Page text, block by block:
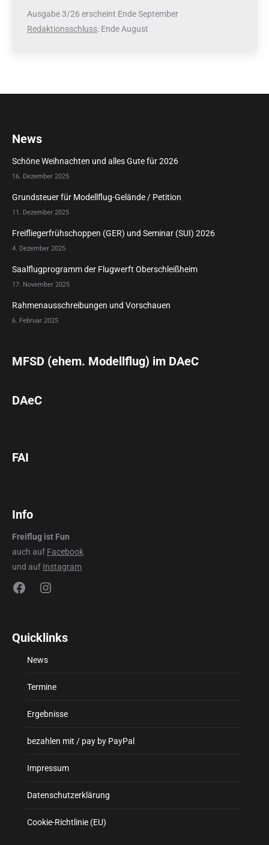
Ausgabe 3/26 erscheint Ende September
Redaktionsschluss: Ende August
News
Schöne Weihnachten und alles Gute für 2026
16. Dezember 2025
Grundsteuer für Modellflug-Gelände / Petition
11. Dezember 2025
Freifliegerfrühschoppen (GER) und Seminar (SUI) 2026
4. Dezember 2025
Saalflugprogramm der Flugwerft Oberschleißheim
17. November 2025
Rahmenausschreibungen und Vorschauen
6. Februar 2025
MFSD (ehem. Modellflug) im DAeC
DAeC
FAI
Info
Freiflug ist Fun
auch auf Facebook
und auf Instagram
FacebookInstagram
Quicklinks
News
Termine
Ergebnisse
bezahlen mit / pay by PayPal
Impressum
Datenschutzerklärung
Cookie-Richtlinie (EU)